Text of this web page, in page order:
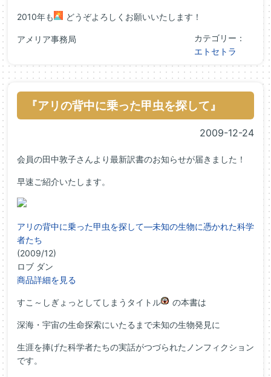
2010年も どうぞよろしくお願いいたします！
アメリア事務局
カテゴリー：
エトセトラ
『アリの背中に乗った甲虫を探して』
2009-12-24
会員の田中敦子さんより最新訳書のお知らせが届きました！
早速ご紹介いたします。
アリの背中に乗った甲虫を探して―未知の生物に憑かれた科学
者たち
(2009/12)
ロブ ダン
商品詳細を見る
すこ～しぎょっとしてしまうタイトル の本書は
深海・宇宙の生命探索にいたるまで未知の生物発見に
生涯を捧げた科学者たちの実話がつづられたノンフィクション
です。